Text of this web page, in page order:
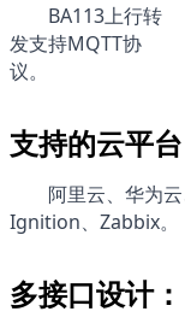
BA113上行转
发支持MQTT协
议。
支持的云平台
阿里云、华为
Ignition、Zabbix。
多接口设计：